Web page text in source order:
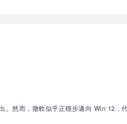
然而，微軟似乎正穩步邁向 Win 12